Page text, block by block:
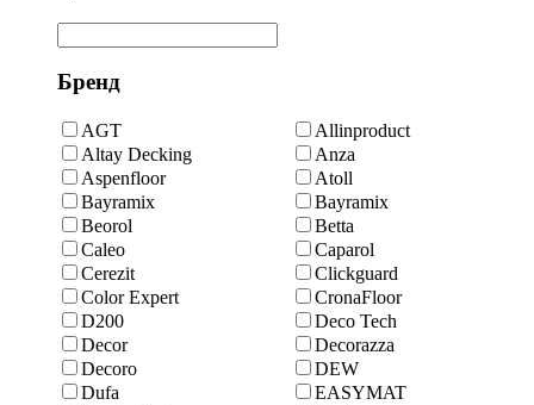
Бренд
AGT
Allinproduct
Altay Decking
Anza
Aspenfloor
Atoll
Bayramix
Bayramix
Beorol
Betta
Caleo
Caparol
Cerezit
Clickguard
Color Expert
CronaFloor
D200
Deco Tech
Decor
Decorazza
Decoro
DEW
Dufa
EASYMAT